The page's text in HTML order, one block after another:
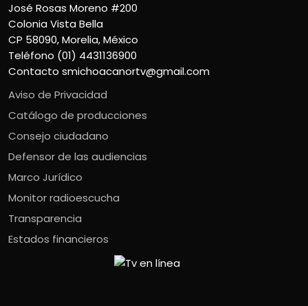
José Rosas Moreno #200
Colonia Vista Bella
CP 58090, Morelia, México
Teléfono (01) 4431136900
Contacto smichoacanortv@gmail.com
Aviso de Privacidad
Catálogo de producciones
Consejo ciudadano
Defensor de las audiencias
Marco Jurídico
Monitor radioescucha
Transparencia
Estados financieros